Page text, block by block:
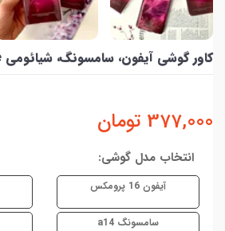
کاور گوشی آیفون، سامسونگ، شیائومی Red Wine
377,000 تومان
انتخاب مدل گوشی:
آیفون 16 پرومکس
سامسونگ a14